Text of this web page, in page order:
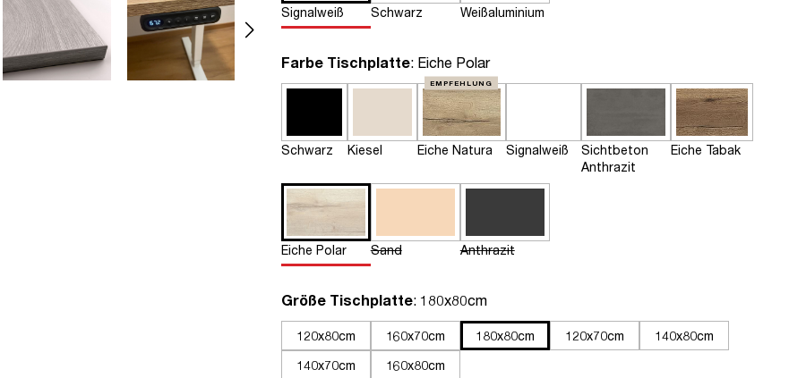
Signalweiß Schwarz Weißaluminium
Farbe Tischplatteauswählen
: Eiche Polar
Schwarz Kiesel Eiche Natura
EMPFEHLUNG
Signalweiß
Sichtbeton
Anthrazit
Eiche Tabak
Eiche Polar Sand Anthrazit
Größe Tischplatteauswählen
: 180x80cm
120x80cm 160x70cm 180x80cm 120x70cm
140x80cm
140x70cm
160x80cm